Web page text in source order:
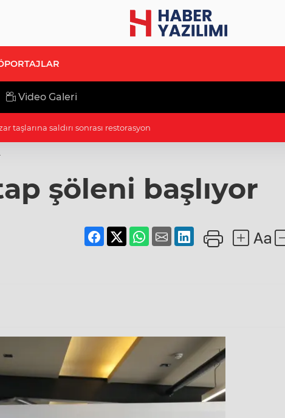
Video Galeri
taşlarına saldırı sonrası restorasyon
şöleni başlıyor